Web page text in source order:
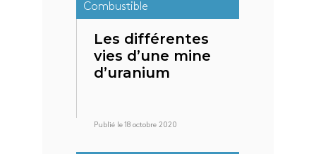
Combustible
Les différentes
vies d’une mine
d’uranium
Publié le 18 octobre 2020